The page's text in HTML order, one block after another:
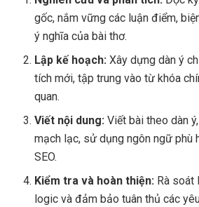
gốc, nắm vững các luận điểm,
ý nghĩa của bài thơ.
Lập kế hoạch: Xây dựng dàn ý
tích mới, tập trung vào từ khóa
quan.
Viết nội dung: Viết bài theo dàn
mạch lạc, sử dụng ngôn ngữ phù
SEO.
Kiểm tra và hoàn thiện: Rà soát
logic và đảm bảo tuân thủ các